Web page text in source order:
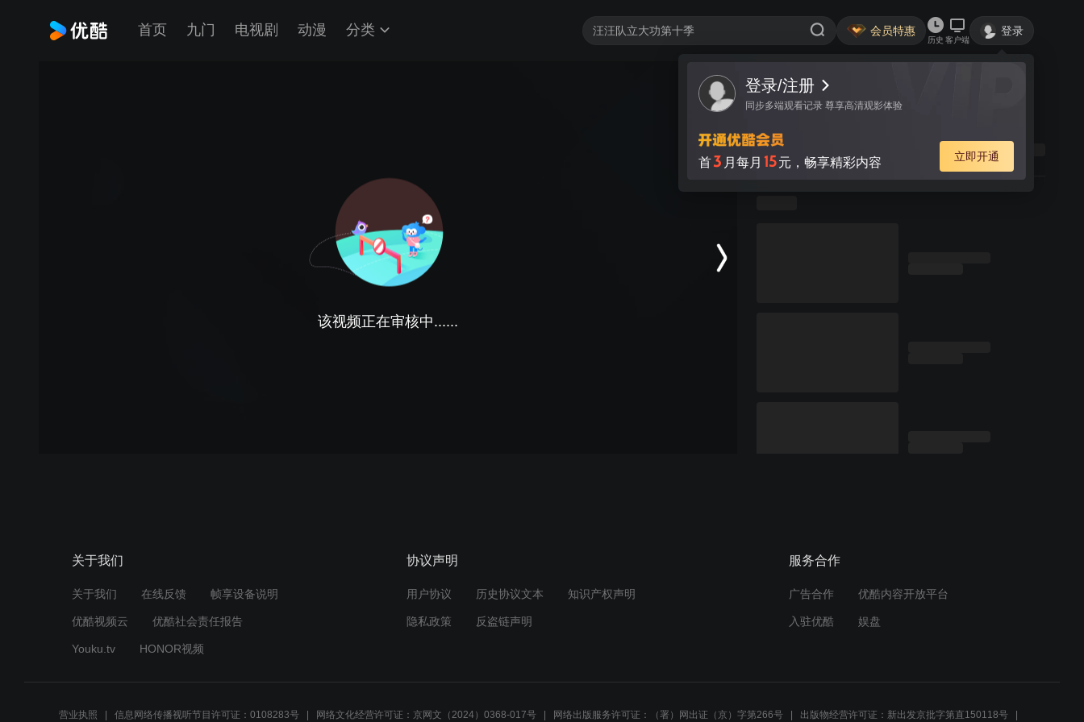
首页 九门 电视剧 动漫 分类 会员特惠
历史 客户端
登录
登录/注册
同步多端观看记录 尊享高清观影体验
首3 月每月 15元，畅享精彩内容 立即开通
该视频正在审核中......
关于我们
关于我们 在线反馈 帧享设备说明
优酷视频云 优酷社会责任报告
Youku.tv HONOR视频
协议声明
用户协议 历史协议文本 知识产权声明
隐私政策 反盗链声明
服务合作
广告合作 优酷内容开放平台
入驻优酷 娱盘
营业执照 信息网络传播视听节目许可证：0108283号 网络文化经营许可证：京网文（2024）0368-017号 网络出版服务许可证：（署）网出证（京）字第266号 出版物经营许可证：新出发京批字第直150118号